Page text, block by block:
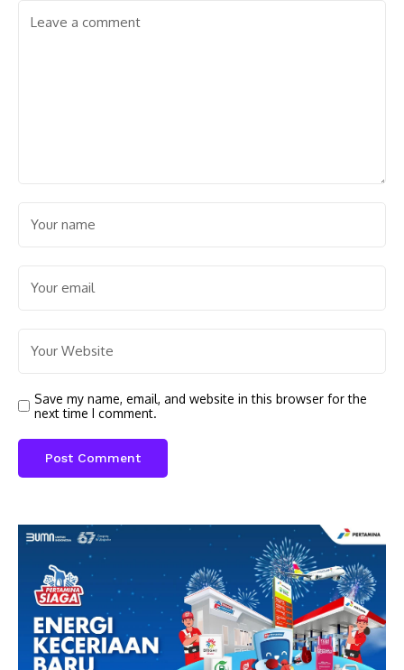
Save my name, email, and website in this browser for the
next time I comment.